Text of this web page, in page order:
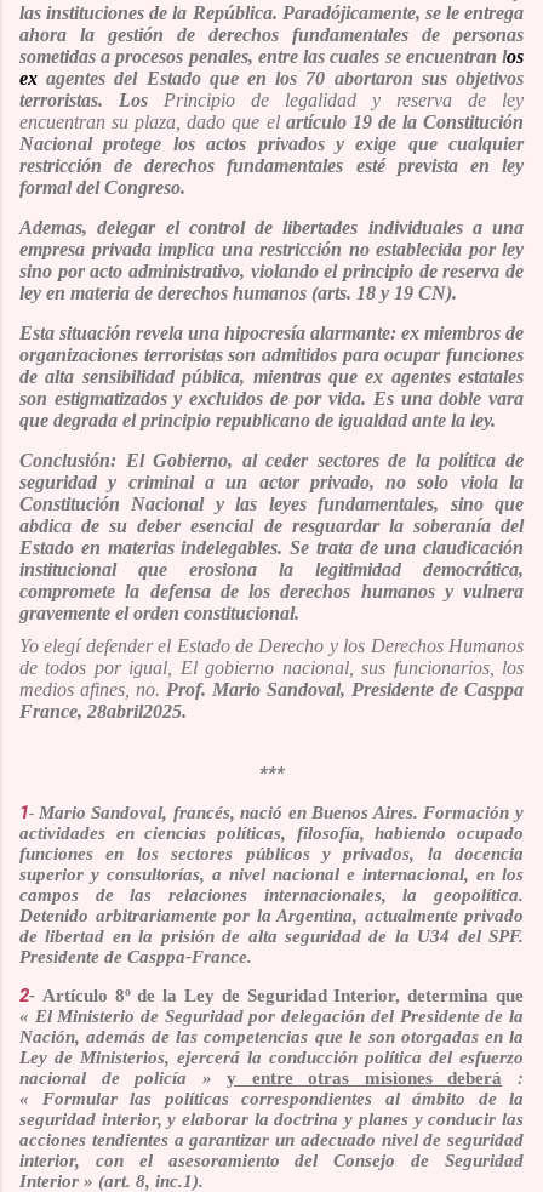
las instituciones de la República. Paradójicamente, se le entrega
ahora la gestión de derechos fundamentales de personas
sometidas a procesos penales, entre las cuales se encuentran los
ex agentes del Estado que en los 70 abortaron sus objetivos
terroristas. Los Principio de legalidad y reserva de ley
encuentran su plaza, dado que el artículo 19 de la Constitución
Nacional protege los actos privados y exige que cualquier
restricción de derechos fundamentales esté prevista en ley
formal del Congreso.
Ademas, delegar el control de libertades individuales a una
empresa privada implica una restricción no establecida por ley
sino por acto administrativo, violando el principio de reserva de
ley en materia de derechos humanos (arts. 18 y 19 CN).
Esta situación revela una hipocresía alarmante: ex miembros de
organizaciones terroristas son admitidos para ocupar funciones
de alta sensibilidad pública, mientras que ex agentes estatales
son estigmatizados y excluidos de por vida. Es una doble vara
que degrada el principio republicano de igualdad ante la ley.
Conclusión: El Gobierno, al ceder sectores de la política de
seguridad y criminal a un actor privado, no solo viola la
Constitución Nacional y las leyes fundamentales, sino que
abdica de su deber esencial de resguardar la soberanía del
Estado en materias indelegables. Se trata de una claudicación
institucional que erosiona la legitimidad democrática,
compromete la defensa de los derechos humanos y vulnera
gravemente el orden constitucional.
Yo elegí defender el Estado de Derecho y los Derechos Humanos
de todos por igual, El gobierno nacional, sus funcionarios, los
medios afines, no. Prof. Mario Sandoval, Presidente de Casppa
France, 28abril2025.
***
1- Mario Sandoval, francés, nació en Buenos Aires. Formación y
actividades en ciencias políticas, filosofía, habiendo ocupado
funciones en los sectores públicos y privados, la docencia
superior y consultorías, a nivel nacional e internacional, en los
campos de las relaciones internacionales, la geopolítica.
Detenido arbitrariamente por la Argentina, actualmente privado
de libertad en la prisión de alta seguridad de la U34 del SPF.
Presidente de Casppa-France.
2- Artículo 8º de la Ley de Seguridad Interior, determina que
« El Ministerio de Seguridad por delegación del Presidente de la
Nación, además de las competencias que le son otorgadas en la
Ley de Ministerios, ejercerá la conducción política del esfuerzo
nacional de policía »y entre otras misiones deberá :
« Formular las políticas correspondientes al ámbito de la
seguridad interior, y elaborar la doctrina y planes y conducir las
acciones tendientes a garantizar un adecuado nivel de seguridad
interior, con el asesoramiento del Consejo de Seguridad
Interior » (art. 8, inc.1).